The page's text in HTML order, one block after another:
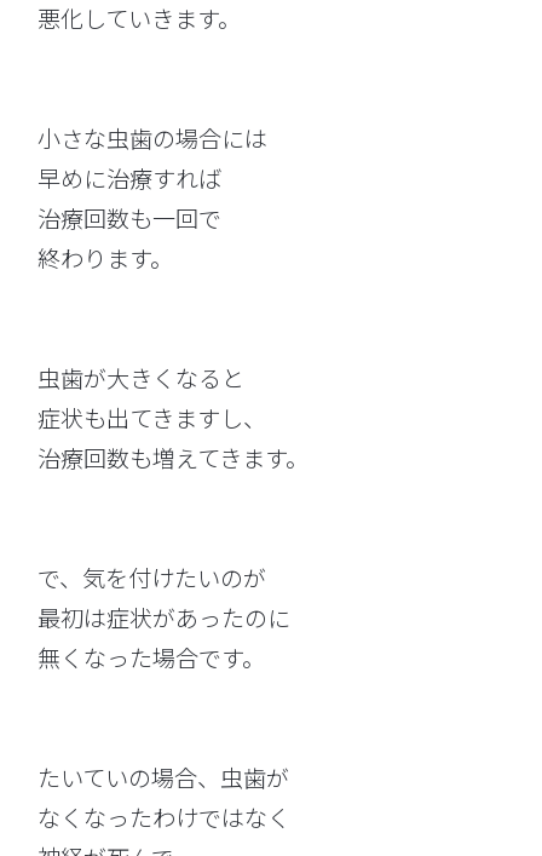
悪化していきます。
小さな虫歯の場合には
早めに治療すれば
治療回数も一回で
終わります。
虫歯が大きくなると
症状も出てきますし、
治療回数も増えてきます。
で、気を付けたいのが
最初は症状があったのに
無くなった場合です。
たいていの場合、虫歯が
なくなったわけではなく